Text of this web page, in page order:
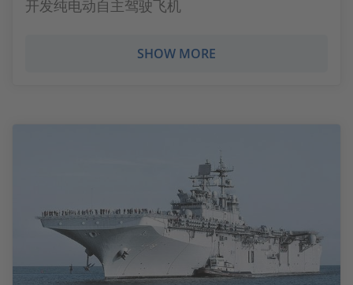
开发纯电动自主驾驶飞机
SHOW MORE